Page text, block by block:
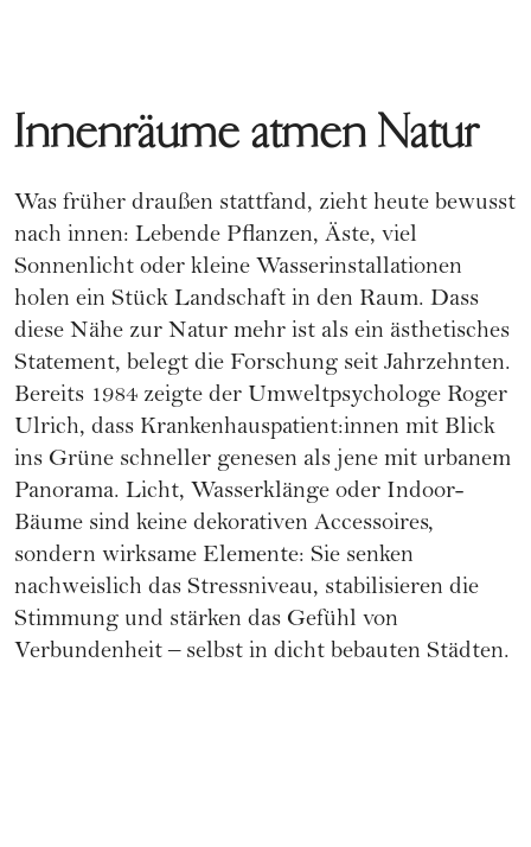
Innenräume atmen Natur
Was früher draußen stattfand, zieht heute bewusst
nach innen: Lebende Pflanzen, Äste, viel
Sonnenlicht oder kleine Wasserinstallationen
holen ein Stück Landschaft in den Raum. Dass
diese Nähe zur Natur mehr ist als ein ästhetisches
Statement, belegt die Forschung seit Jahrzehnten.
Bereits 1984 zeigte der Umweltpsychologe Roger
Ulrich, dass Krankenhauspatient:innen mit Blick
ins Grüne schneller genesen als jene mit urbanem
Panorama. Licht, Wasserklänge oder Indoor-
Bäume sind keine dekorativen Accessoires,
sondern wirksame Elemente: Sie senken
nachweislich das Stressniveau, stabilisieren die
Stimmung und stärken das Gefühl von
Verbundenheit – selbst in dicht bebauten Städten.